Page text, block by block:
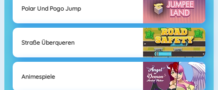
Polar Und Pogo Jump
Straße Überqueren
Animespiele